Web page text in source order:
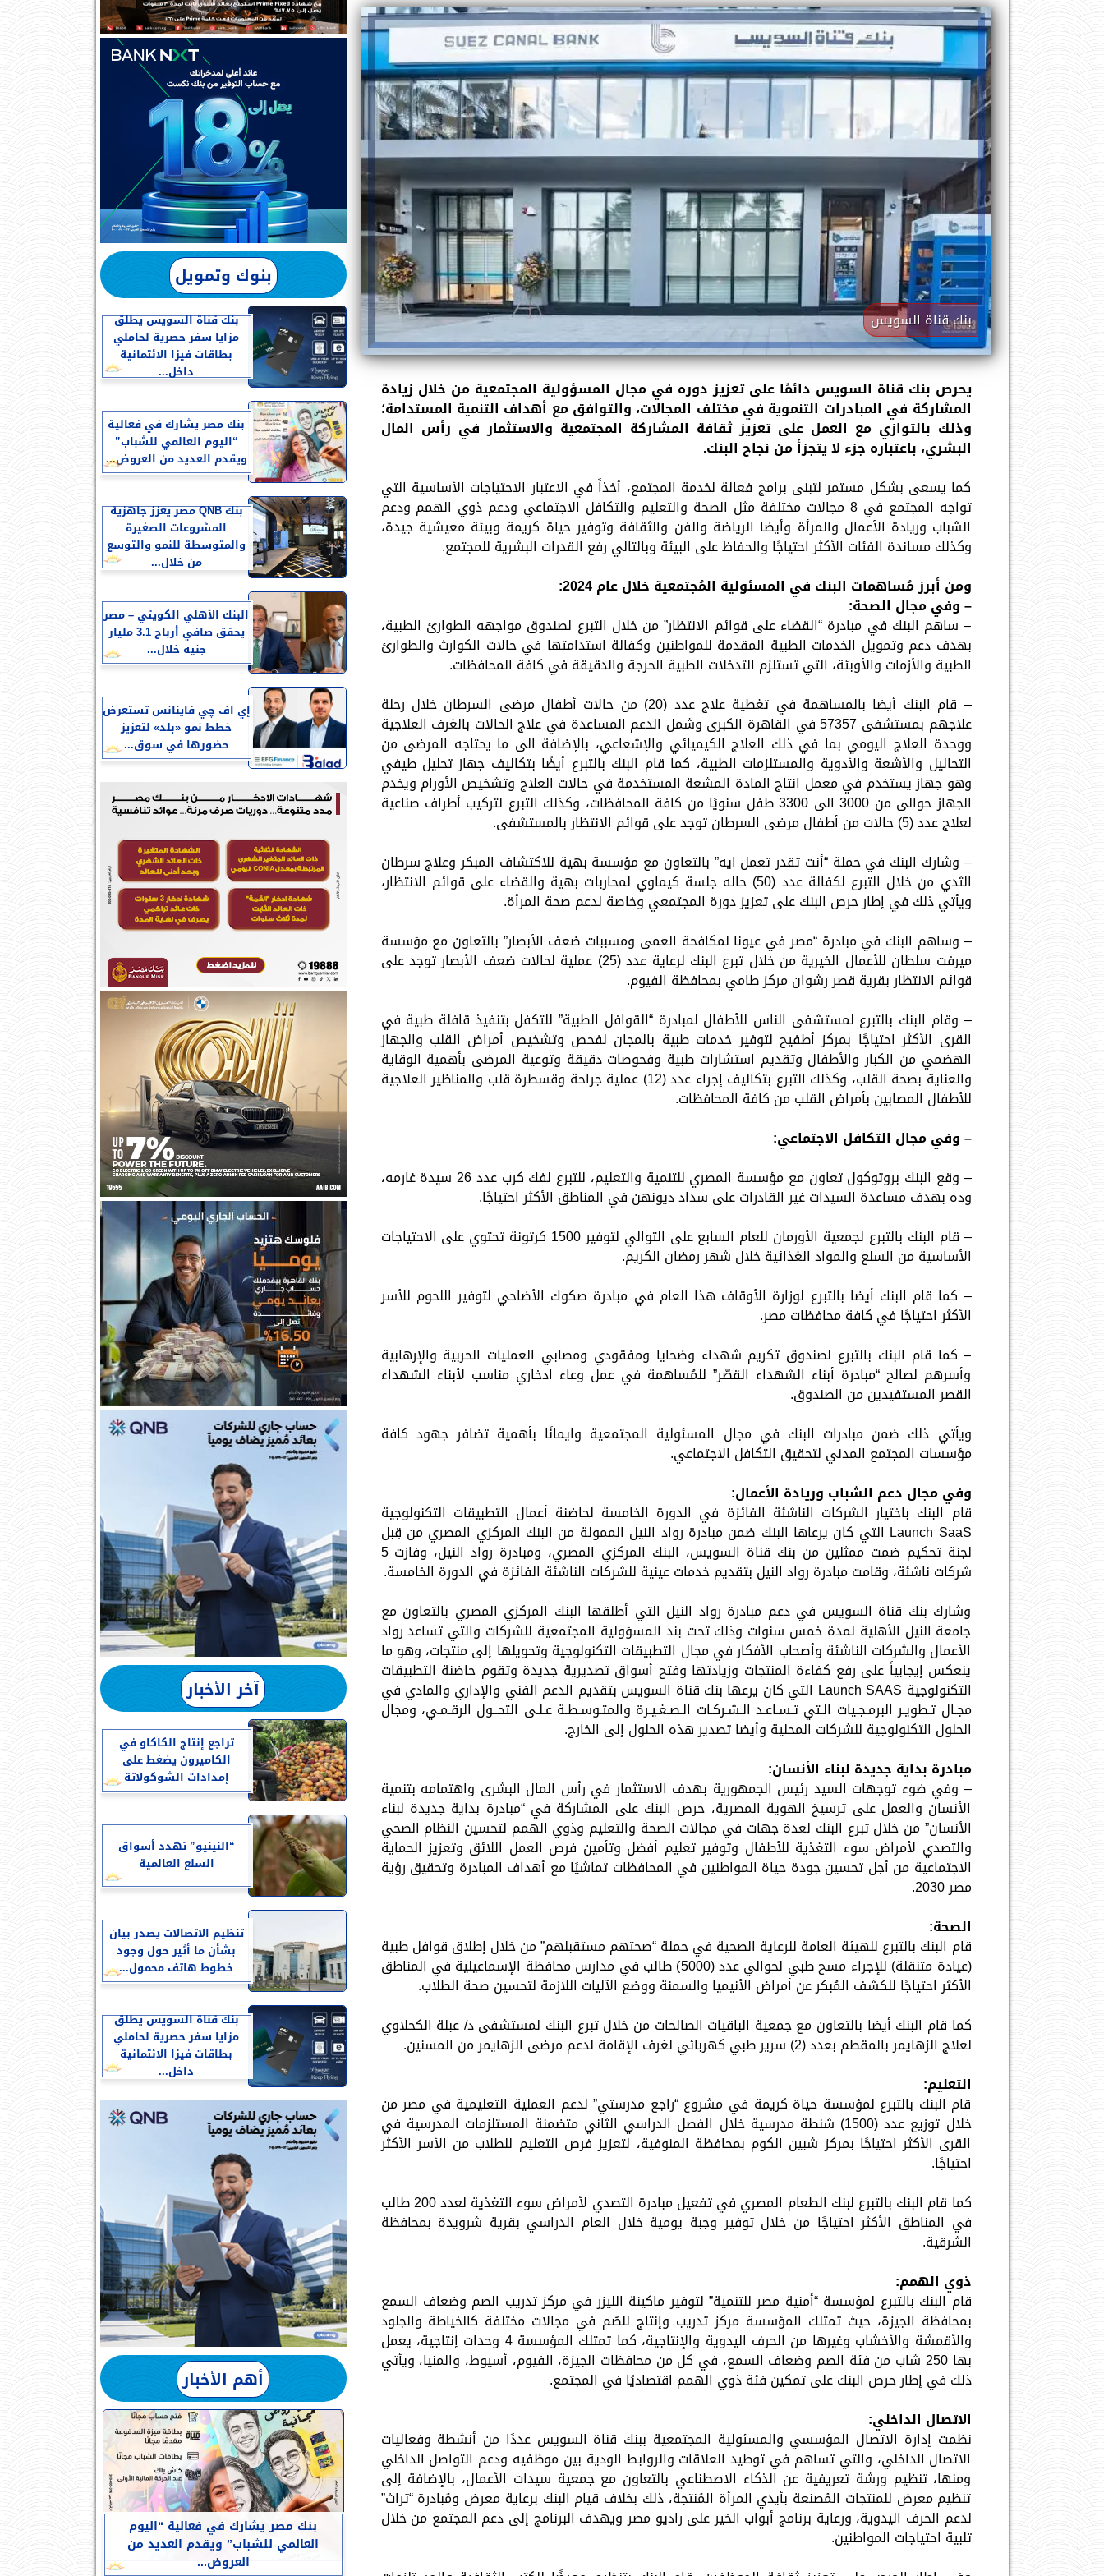
بنك قناة السويس
يحرص بنك قناة السويس دائمًا على تعزيز دوره في مجال المسؤولية المجتمعية من خلال زيادة
المشاركة في المبادرات التنموية في مختلف المجالات، والتوافق مع أهداف التنمية المستدامة؛
وذلك بالتوازي مع العمل على تعزيز ثقافة المشاركة المجتمعية والاستثمار في رأس المال
البشري، باعتباره جزء لا يتجزأ من نجاح البنك.
كما يسعى بشكل مستمر لتبنى برامج فعالة لخدمة المجتمع، أخذاً في الاعتبار الاحتياجات الأساسية التي
تواجه المجتمع في 8 مجالات مختلفة مثل الصحة والتعليم والتكافل الاجتماعي ودعم ذوي الهمم ودعم
الشباب وريادة الأعمال والمرأة وأيضا الرياضة والفن والثقافة وتوفير حياة كريمة وبيئة معيشية جيدة،
وكذلك مساندة الفئات الأكثر احتياجًا والحفاظ على البيئة وبالتالي رفع القدرات البشرية للمجتمع.
ومن أبرز مُساهمات البنك في المسئولية المُجتمعية خلال عام 2024:
– وفي مجال الصحة:
– ساهم البنك في مبادرة “القضاء على قوائم الانتظار” من خلال التبرع لصندوق مواجهه الطوارئ الطبية،
بهدف دعم وتمويل الخدمات الطبية المقدمة للمواطنين وكفالة استدامتها في حالات الكوارث والطوارئ
الطبية والأزمات والأوبئة، التي تستلزم التدخلات الطبية الحرجة والدقيقة في كافة المحافظات.
– قام البنك أيضا بالمساهمة في تغطية علاج عدد (20) من حالات أطفال مرضى السرطان خلال رحلة
علاجهم بمستشفى 57357 في القاهرة الكبرى وشمل الدعم المساعدة في علاج الحالات بالغرف العلاجية
ووحدة العلاج اليومي بما في ذلك العلاج الكيميائي والإشعاعي، بالإضافة الى ما يحتاجه المرضى من
التحاليل والأشعة والأدوية والمستلزمات الطبية، كما قام البنك بالتبرع أيضًا بتكاليف جهاز تحليل طيفي
وهو جهاز يستخدم في معمل انتاج المادة المشعة المستخدمة في حالات العلاج وتشخيص الأورام ويخدم
الجهاز حوالى من 3000 الى 3300 طفل سنويًا من كافة المحافظات، وكذلك التبرع لتركيب أطراف صناعية
لعلاج عدد (5) حالات من أطفال مرضى السرطان توجد على قوائم الانتظار بالمستشفى.
– وشارك البنك في حملة “أنت تقدر تعمل ايه” بالتعاون مع مؤسسة بهية للاكتشاف المبكر وعلاج سرطان
الثدي من خلال التبرع لكفالة عدد (50) حاله جلسة كيماوي لمحاربات بهية والقضاء على قوائم الانتظار،
ويأتي ذلك في إطار حرص البنك على تعزيز دورة المجتمعي وخاصة لدعم صحة المرأة.
– وساهم البنك في مبادرة “مصر في عيونا لمكافحة العمى ومسببات ضعف الأبصار” بالتعاون مع مؤسسة
ميرفت سلطان للأعمال الخيرية من خلال تبرع البنك لرعاية عدد (25) عملية لحالات ضعف الأبصار توجد على
قوائم الانتظار بقرية قصر رشوان مركز طامي بمحافظة الفيوم.
– وقام البنك بالتبرع لمستشفى الناس للأطفال لمبادرة “القوافل الطبية” للتكفل بتنفيذ قافلة طبية في
القرى الأكثر احتياجًا بمركز أطفيح لتوفير خدمات طبية بالمجان لفحص وتشخيص أمراض القلب والجهاز
الهضمي من الكبار والأطفال وتقديم استشارات طبية وفحوصات دقيقة وتوعية المرضى بأهمية الوقاية
والعناية بصحة القلب، وكذلك التبرع بتكاليف إجراء عدد (12) عملية جراحة وقسطرة قلب والمناظير العلاجية
للأطفال المصابين بأمراض القلب من كافة المحافظات.
– وفي مجال التكافل الاجتماعي:
– وقع البنك بروتوكول تعاون مع مؤسسة المصري للتنمية والتعليم، للتبرع لفك كرب عدد 26 سيدة غارمه،
وده بهدف مساعدة السيدات غير القادرات على سداد ديونهن في المناطق الأكثر احتياجًا.
– قام البنك بالتبرع لجمعية الأورمان للعام السابع على التوالي لتوفير 1500 كرتونة تحتوي على الاحتياجات
الأساسية من السلع والمواد الغذائية خلال شهر رمضان الكريم.
– كما قام البنك أيضا بالتبرع لوزارة الأوقاف هذا العام في مبادرة صكوك الأضاحي لتوفير اللحوم للأسر
الأكثر احتياجًا في كافة محافظات مصر.
– كما قام البنك بالتبرع لصندوق تكريم شهداء وضحايا ومفقودي ومصابي العمليات الحربية والإرهابية
وأسرهم لصالح “مبادرة أبناء الشهداء القصّر” للمُساهمة في عمل وعاء ادخاري مناسب لأبناء الشهداء
القصر المستفيدين من الصندوق.
ويأتي ذلك ضمن مبادرات البنك في مجال المسئولية المجتمعية وايمانًا بأهمية تضافر جهود كافة
مؤسسات المجتمع المدني لتحقيق التكافل الاجتماعي.
وفي مجال دعم الشباب وريادة الأعمال:
قام البنك باختيار الشركات الناشئة الفائزة في الدورة الخامسة لحاضنة أعمال التطبيقات التكنولوجية
Launch SaaS التي كان يرعاها البنك ضمن مبادرة رواد النيل الممولة من البنك المركزي المصري من قِبل
لجنة تحكيم ضمت ممثلين من بنك قناة السويس، البنك المركزي المصري، ومبادرة رواد النيل، وفازت 5
شركات ناشئة، وقامت مبادرة رواد النيل بتقديم خدمات عينية للشركات الناشئة الفائزة في الدورة الخامسة.
وشارك بنك قناة السويس في دعم مبادرة رواد النيل التي أطلقها البنك المركزي المصري بالتعاون مع
جامعة النيل الأهلية لمدة خمس سنوات وذلك تحت بند المسؤولية المجتمعية للشركات والتي تساعد رواد
الأعمال والشركات الناشئة وأصحاب الأفكار في مجال التطبيقات التكنولوجية وتحويلها إلى منتجات، وهو ما
ينعكس إيجابياً على رفع كفاءة المنتجات وزيادتها وفتح أسواق تصديرية جديدة وتقوم حاضنة التطبيقات
التكنولوجية Launch SAAS التي كان يرعها بنك قناة السويس بتقديم الدعم الفني والإداري والمادي في
مجـال تـطويـر البرمـجـيات الـتي تـسـاعـد الـشـركـات الـصـغـيـرة والمتـوسـطـة عـلـى التحــول الرقـمـي، ومجال
الحلول التكنولوجية للشركات المحلية وأيضا تصدير هذه الحلول إلى الخارج.
مبادرة بداية جديدة لبناء الأنسان:
– وفي ضوء توجهات السيد رئيس الجمهورية بهدف الاستثمار في رأس المال البشرى واهتمامه بتنمية
الأنسان والعمل على ترسيخ الهوية المصرية، حرص البنك على المشاركة في “مبادرة بداية جديدة لبناء
الأنسان” من خلال تبرع البنك لعدة جهات في مجالات الصحة والتعليم وذوي الهمم لتحسين النظام الصحي
والتصدي لأمراض سوء التغذية للأطفال وتوفير تعليم أفضل وتأمين فرص العمل اللائق وتعزيز الحماية
الاجتماعية من أجل تحسين جودة حياة المواطنين في المحافظات تماشيًا مع أهداف المبادرة وتحقيق رؤية
مصر 2030.
الصحة:
قام البنك بالتبرع للهيئة العامة للرعاية الصحية في حملة “صحتهم مستقبلهم” من خلال إطلاق قوافل طبية
(عيادة متنقلة) للإجراء مسح طبي لحوالي عدد (5000) طالب في مدارس محافظة الإسماعيلية في المناطق
الأكثر احتياجًا للكشف المُبكر عن أمراض الأنيميا والسمنة ووضع الآليات اللازمة لتحسين صحة الطلاب.
كما قام البنك أيضا بالتعاون مع جمعية الباقيات الصالحات من خلال تبرع البنك لمستشفى د/ عبلة الكحلاوي
لعلاج الزهايمر بالمقطم بعدد (2) سرير طبي كهربائي لغرف الإقامة لدعم مرضى الزهايمر من المسنين.
التعليم:
قام البنك بالتبرع لمؤسسة حياة كريمة في مشروع “راجع مدرستي” لدعم العملية التعليمية في مصر من
خلال توزيع عدد (1500) شنطة مدرسية خلال الفصل الدراسي الثاني متضمنة المستلزمات المدرسية في
القرى الأكثر احتياجًا بمركز شبين الكوم بمحافظة المنوفية، لتعزيز فرص التعليم للطلاب من الأسر الأكثر
احتياجًا.
كما قام البنك بالتبرع لبنك الطعام المصري في تفعيل مبادرة التصدي لأمراض سوء التغذية لعدد 200 طالب
في المناطق الأكثر احتياجًا من خلال توفير وجبة يومية خلال العام الدراسي بقرية شرويدة بمحافظة
الشرقية.
ذوي الهمم:
قام البنك بالتبرع لمؤسسة “أمنية مصر للتنمية” لتوفير ماكينة الليزر في مركز تدريب الصم وضعاف السمع
بمحافظة الجيزة، حيث تمتلك المؤسسة مركز تدريب وإنتاج للصُم في مجالات مختلفة كالخياطة والجلود
والأقمشة والأخشاب وغيرها من الحرف اليدوية والإنتاجية، كما تمتلك المؤسسة 4 وحدات إنتاجية، يعمل
بها 250 شاب من فئة الصم وضعاف السمع، في كل من محافظات الجيزة، الفيوم، أسيوط، والمنيا، ويأتي
ذلك في إطار حرص البنك على تمكين فئة ذوي الهمم اقتصاديًا في المجتمع.
الاتصال الداخلي:
نظمت إدارة الاتصال المؤسسي والمسئولية المجتمعية ببنك قناة السويس عددًا من أنشطة وفعاليات
الاتصال الداخلي، والتي تساهم في توطيد العلاقات والروابط الودية بين موظفيه ودعم التواصل الداخلي
ومنها، تنظيم ورشة تعريفية عن الذكاء الاصطناعي بالتعاون مع جمعية سيدات الأعمال، بالإضافة إلى
تنظيم معرض للمنتجات المُصنعة بأيدي المرأة المُنتجة، ذلك بخلاف قيام البنك برعاية معرض ومُبادرة “تراث”
لدعم الحرف اليدوية، ورعاية برنامج أبواب الخير على راديو مصر ويهدف البرنامج إلى دعم المجتمع من خلال
تلبية احتياجات المواطنين.
بنوك وتمويل
بنك قناة السويس يطلق
مزايا سفر حصرية لحاملي
بطاقات فيزا الائتمانية
داخل...
بنك مصر يشارك في فعالية
“اليوم العالمي للشباب”
ويقدم العديد من العروض...
بنك QNB مصر يعزز جاهزية
المشروعات الصغيرة
والمتوسطة للنمو والتوسع
من خلال...
البنك الأهلي الكويتي – مصر
يحقق صافي أرباح 3.1 مليار
جنيه خلال...
إي اف چي فاينانس تستعرض
خطط نمو «بلد» لتعزيز
حضورها في سوق...
آخر الأخبار
تراجع إنتاج الكاكاو في
الكاميرون يضغط على
إمدادات الشوكولاتة
“النينيو” تهدد أسواق
السلع العالمية
تنظيم الاتصالات يصدر بيان
بشأن ما أثير حول وجود
خطوط هاتف محمول...
بنك قناة السويس يطلق
مزايا سفر حصرية لحاملي
بطاقات فيزا الائتمانية
داخل...
أهم الأخبار
بنك مصر يشارك في فعالية “اليوم
العالمي للشباب” ويقدم العديد من
العروض...